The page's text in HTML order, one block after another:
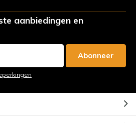
aanbiedingen en
Abonneer